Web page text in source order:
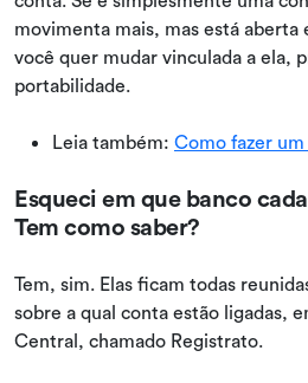
movimenta mais, mas está aberta
você quer mudar vinculada a ela,
portabilidade.
Leia também: Como fazer um
Esqueci em que banco
Tem como saber?
Tem, sim. Elas ficam todas
sobre a qual conta estão ligadas,
Central, chamado Registrato.